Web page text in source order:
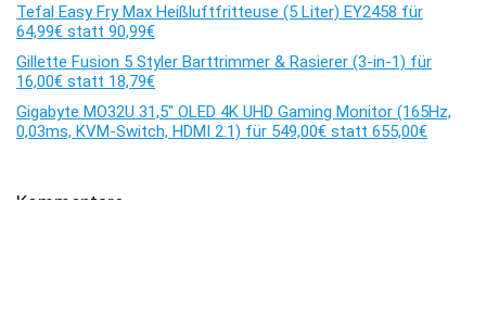
Tefal Easy Fry Max Heißluftfritteuse (5 Liter) EY2458 für
64,99€ statt 90,99€
Gillette Fusion 5 Styler Barttrimmer & Rasierer (3-in-1) für
16,00€ statt 18,79€
Gigabyte MO32U 31,5″ OLED 4K UHD Gaming Monitor (165Hz,
0,03ms, KVM-Switch, HDMI 2.1) für 549,00€ statt 655,00€
Kommentare